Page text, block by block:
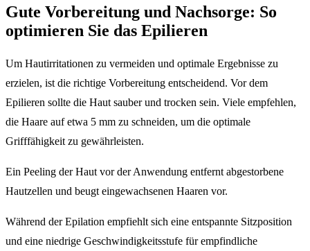
Gute Vorbereitung und Nachsorge: So
optimieren Sie das Epilieren
Um Hautirritationen zu vermeiden und optimale Ergebnisse zu
erzielen, ist die richtige Vorbereitung entscheidend. Vor dem
Epilieren sollte die Haut sauber und trocken sein. Viele empfehlen,
die Haare auf etwa 5 mm zu schneiden, um die optimale
Grifffähigkeit zu gewährleisten.
Ein Peeling der Haut vor der Anwendung entfernt abgestorbene
Hautzellen und beugt eingewachsenen Haaren vor.
Während der Epilation empfiehlt sich eine entspannte Sitzposition
und eine niedrige Geschwindigkeitsstufe für empfindliche